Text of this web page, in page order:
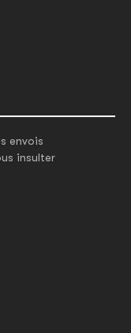
envois
insulter